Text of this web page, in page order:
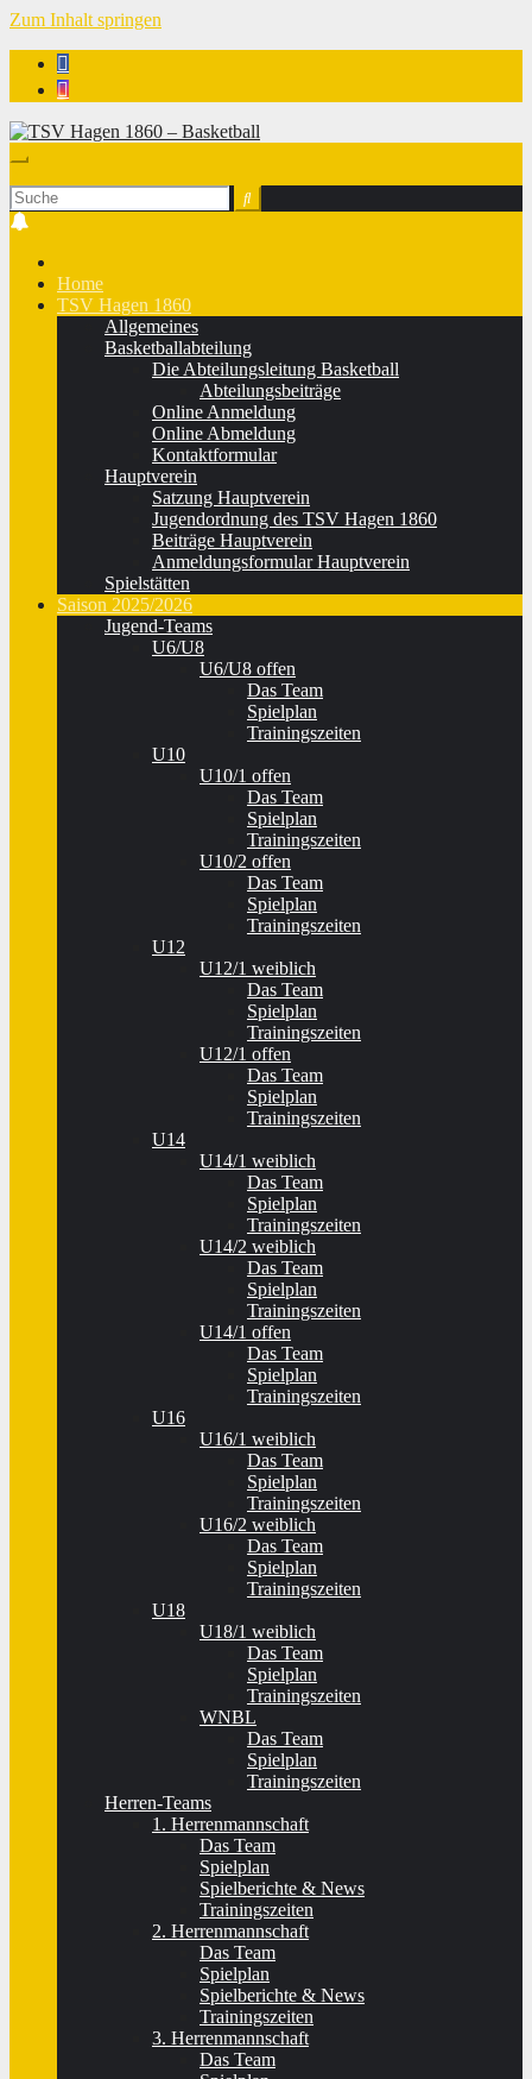
Zum Inhalt springen
Home
TSV Hagen 1860
Allgemeines
Basketballabteilung
Die Abteilungsleitung Basketball
Abteilungsbeiträge
Online Anmeldung
Online Abmeldung
Kontaktformular
Hauptverein
Satzung Hauptverein
Jugendordnung des TSV Hagen 1860
Beiträge Hauptverein
Anmeldungsformular Hauptverein
Spielstätten
Saison 2025/2026
Jugend-Teams
U6/U8
U6/U8 offen
Das Team
Spielplan
Trainingszeiten
U10
U10/1 offen
Das Team
Spielplan
Trainingszeiten
U10/2 offen
Das Team
Spielplan
Trainingszeiten
U12
U12/1 weiblich
Das Team
Spielplan
Trainingszeiten
U12/1 offen
Das Team
Spielplan
Trainingszeiten
U14
U14/1 weiblich
Das Team
Spielplan
Trainingszeiten
U14/2 weiblich
Das Team
Spielplan
Trainingszeiten
U14/1 offen
Das Team
Spielplan
Trainingszeiten
U16
U16/1 weiblich
Das Team
Spielplan
Trainingszeiten
U16/2 weiblich
Das Team
Spielplan
Trainingszeiten
U18
U18/1 weiblich
Das Team
Spielplan
Trainingszeiten
WNBL
Das Team
Spielplan
Trainingszeiten
Herren-Teams
1. Herrenmannschaft
Das Team
Spielplan
Spielberichte & News
Trainingszeiten
2. Herrenmannschaft
Das Team
Spielplan
Spielberichte & News
Trainingszeiten
3. Herrenmannschaft
Das Team